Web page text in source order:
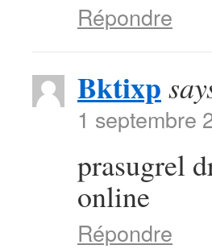
Répondre
Bktixp
1 septembre
prasugrel
online
Répondre